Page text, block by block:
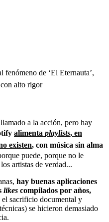
fenómeno de ‘El Eternauta’,
alto rigor
a la acción, pero hay
alimenta playlists, en
existen, con música sin alma
puede, porque no le
artistas de verdad...
hay buenas aplicaciones
likes compilados por años,
el sacrificio documental y
se hicieron demasiado